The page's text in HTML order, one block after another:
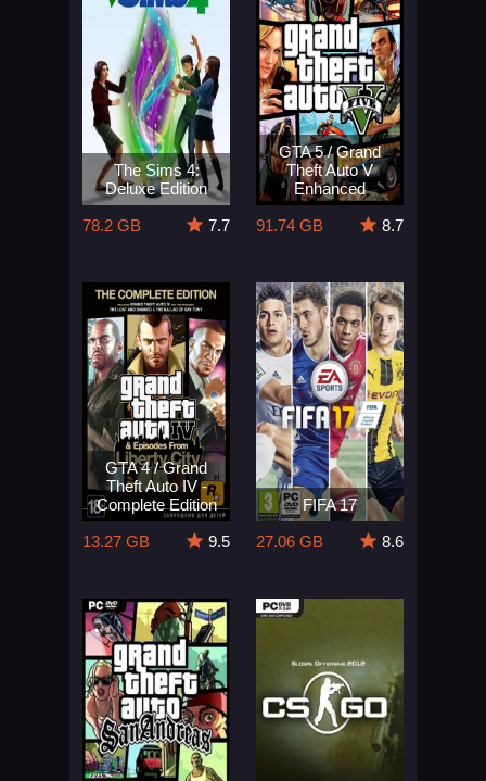
The Sims 4:
Deluxe Edition
78.2 GB
7.7
GTA 5 / Grand
Theft Auto V
Enhanced
91.74 GB
8.7
GTA 4 / Grand
Theft Auto IV -
Complete Edition
13.27 GB
9.5
FIFA 17
27.06 GB
8.6